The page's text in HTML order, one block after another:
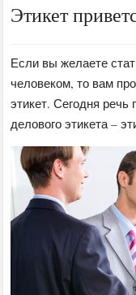
Этикет
Если вы желаете
человеком, то вам
этикет. Сегодня
делового этикета –